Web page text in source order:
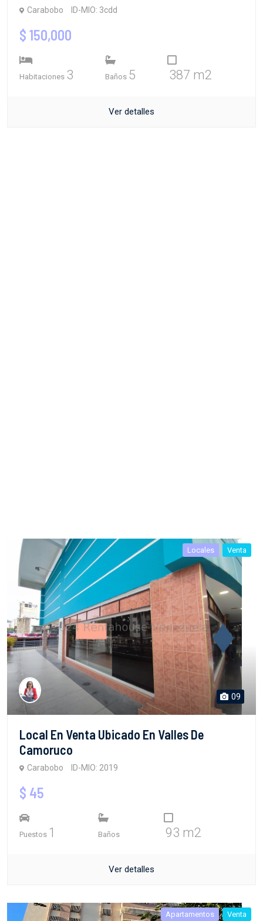
Carabobo ID-MIO: 3cdd
$ 150,000
Habitaciones 3 Baños 5 387 m2
Ver detalles
Locales Venta
09
Local En Venta Ubicado En Valles De
Camoruco
Carabobo ID-MIO: 2019
$ 45
Puestos 1 Baños 93 m2
Ver detalles
Apartamentos Venta